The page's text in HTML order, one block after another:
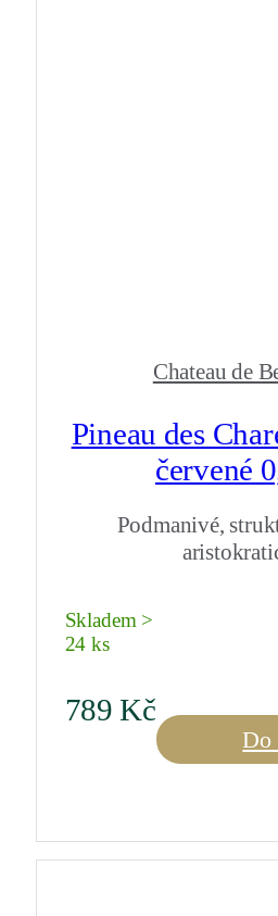
Chateau de
Pineau des
červené
Podmanivé,
Skladem >
24 ks
789Kč
Do